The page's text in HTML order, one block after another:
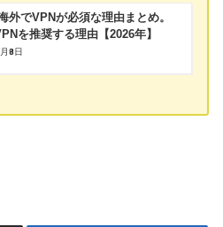
外でVPNが必須な理由まとめ。
を推奨する理由【2026年】
8日